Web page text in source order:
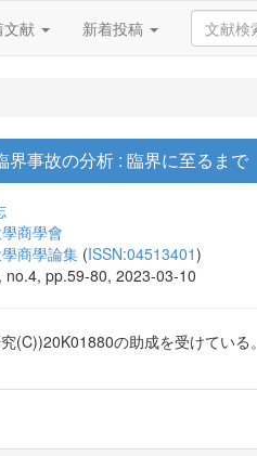
文献 新着投稿
事故の分析 : 臨界に至るまで
商學會
商學論集 (ISSN:04513401)
no.4, pp.59-80, 2023-03-10
(C))20K01880の助成を受けている。